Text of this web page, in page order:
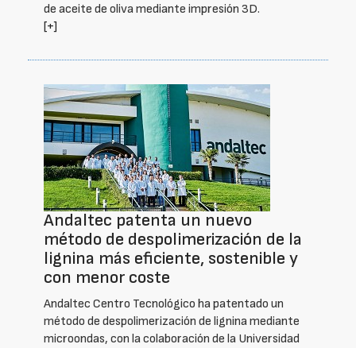
de aceite de oliva mediante impresión 3D.
[+]
Andaltec patenta un nuevo
método de despolimerización de la
lignina más eficiente, sostenible y
con menor coste
Andaltec Centro Tecnológico ha patentado un
método de despolimerización de lignina mediante
microondas, con la colaboración de la Universidad